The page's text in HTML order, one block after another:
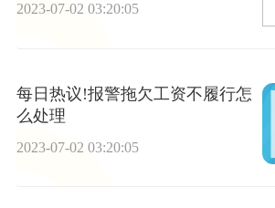
2023-07-02 03:20:05
每日热议!报警拖欠工资不履行怎
么处理
2023-07-02 03:20:05